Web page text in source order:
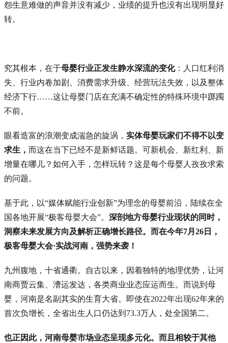
怨生意难做的声音并没有减少，业绩的提升也没有出现明显好
转。
究其根本，在于母婴行业正发生静水深流的变化：人口红利消
失、行业内卷加剧、消费需求升级、经营玩法失效，以及整体
经济下行……这让母婴门店在充满不确定性的特殊环境中踯躅
不前。
眼看造富的浪潮变成湍急的旋涡， 实体母婴玩家们不得不以变
求生， 而这在当下已经不是新鲜话题。可新机会、新红利、新
增量在哪儿？如何入手，怎样玩转？这是每个母婴人孜孜求索
的问题。
基于此，以“媒体赋能行业创新”为理念的母婴前沿，陆续在全
国各地开展“极客母婴大会”。 深剖地方母婴行业现状的同时，
洞察未来发展方向及解析正确增长路径。而在今年7月26日，
极客母婴大会·实战河南，强势来袭！
九州腹地，十省通衢。自古以来，因着独特的地理优势，让河
南商贾云集、漕运发达，各类商业业态应运而生。而说到母
婴，河南是名副其实的生育大省。即使在2022年出现62年来的
首次负增长，全省出生人口仍达到73.3万人，处全国第二。
也正因此，河南母婴市场业态呈现多元化。而且相较于其他